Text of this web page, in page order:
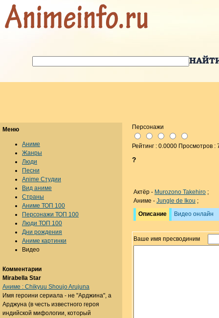
Персонажи
Рейтинг : 0.0000 Просмотров :
?
Актёр - Murozono Takehiro ;
Аниме - Jungle de Ikou ;
Описание
Видео онлайн
Ваше имя пресводиним
Меню
Аниме
Жанры
Люди
Песни
Anime Студии
Вид аниме
Страны
Аниме ТОП 100
Персонажи ТОП 100
Люди ТОП 100
Дни рождения
Аниме картинки
Видео
Комментарии
Mirabella Star
Аниме : Chikyuu Shoujo Arujuna
Имя героини сериала - не "Арджина", а
Арджуна (в честь известного героя
индийской мифологии, который